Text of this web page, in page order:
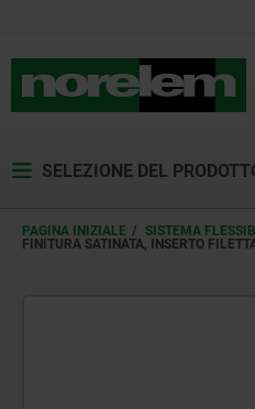
SELEZIONE DEL
PAGINA INIZIALE SISTEMA
FINITURA SATINATA, INSERTO